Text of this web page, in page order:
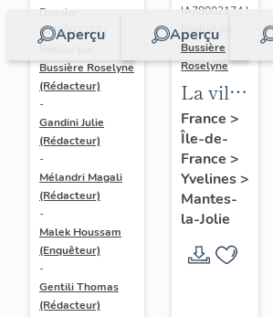
Aperçu
Dossier
IA78002272 |
Bussière Roselyne
(Rédacteur)
-
Gandini Julie
(Rédacteur)
-
Mélandri Magali
(Rédacteur)
-
Malek Houssam
(Enquêteur)
-
Gentili Thomas
(Rédacteur)
Aperçu
IA78002174 |
Réalisé par
Bussière
Roselyne
La ville
de
Mantes-
la-Jolie
France >
Île-de-
France >
Yvelines>
Mantes-
la-Jolie